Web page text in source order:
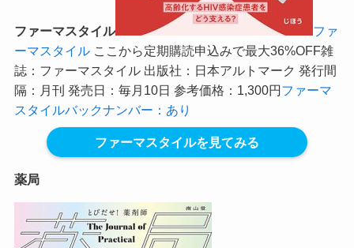
ファーマスタイル
ファ
ーマスタイル ここから定期購読申込みで最大36%OFF雑
誌：ファーマスタイル 出版社：日本アルトマーク 発行間
隔：月刊 発売日：毎月10日 参考価格：1,300円 ファーマ
スタイルバックナンバー：あり
ファーマスタイルを見てみる
薬局